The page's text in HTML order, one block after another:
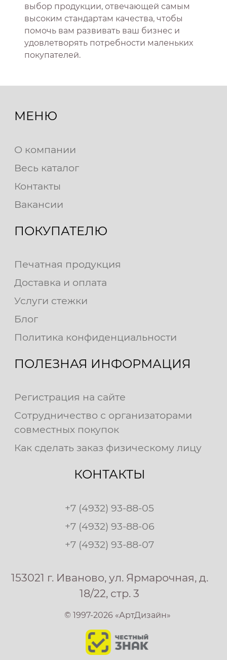
выбор продукции, отвечающей самым
высоким стандартам качества, чтобы
помочь вам развивать ваш бизнес и
удовлетворять потребности маленьких
покупателей.
МЕНЮ
О компании
Весь каталог
Контакты
Вакансии
ПОКУПАТЕЛЮ
Печатная продукция
Доставка и оплата
Услуги стежки
Блог
Политика конфиденциальности
ПОЛЕЗНАЯ ИНФОРМАЦИЯ
Регистрация на сайте
Сотрудничество с организаторами
совместных покупок
Как сделать заказ физическому лицу
КОНТАКТЫ
+7 (4932) 93-88-05
+7 (4932) 93-88-06
+7 (4932) 93-88-07
153021 г. Иваново, ул. Ярмарочная, д.
18/22, стр. 3
© 1997-2026 «АртДизайн»